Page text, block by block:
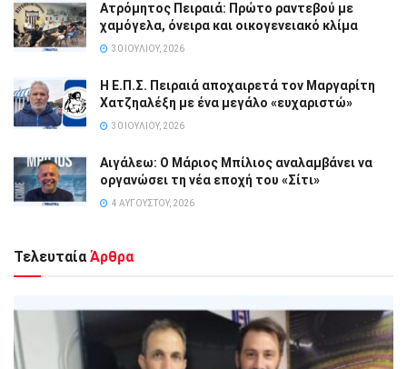
Ατρόμητος Πειραιά: Πρώτο ραντεβού με
χαμόγελα, όνειρα και οικογενειακό κλίμα
30 ΙΟΥΛΊΟΥ, 2026
Η Ε.Π.Σ. Πειραιά αποχαιρετά τον Μαργαρίτη
Χατζηαλέξη με ένα μεγάλο «ευχαριστώ»
30 ΙΟΥΛΊΟΥ, 2026
Αιγάλεω: Ο Μάριος Μπίλιος αναλαμβάνει να
οργανώσει τη νέα εποχή του «Σίτι»
4 ΑΥΓΟΎΣΤΟΥ, 2026
Τελευταία Άρθρα